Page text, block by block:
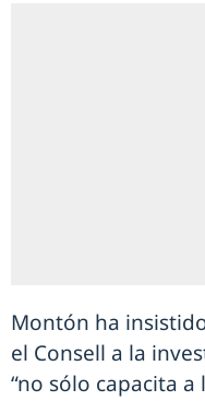
Montón ha
el Consell a la
“no sólo capacita